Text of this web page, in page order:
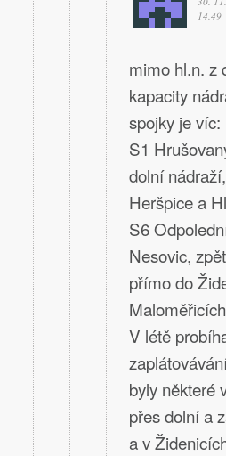
14.49
mimo hl.n. z
kapacity
spojky je víc:
S1
dolní
Heršpice a
S6
Nesovic,
přímo do
V létě
byly některé
přes dolní a
a v